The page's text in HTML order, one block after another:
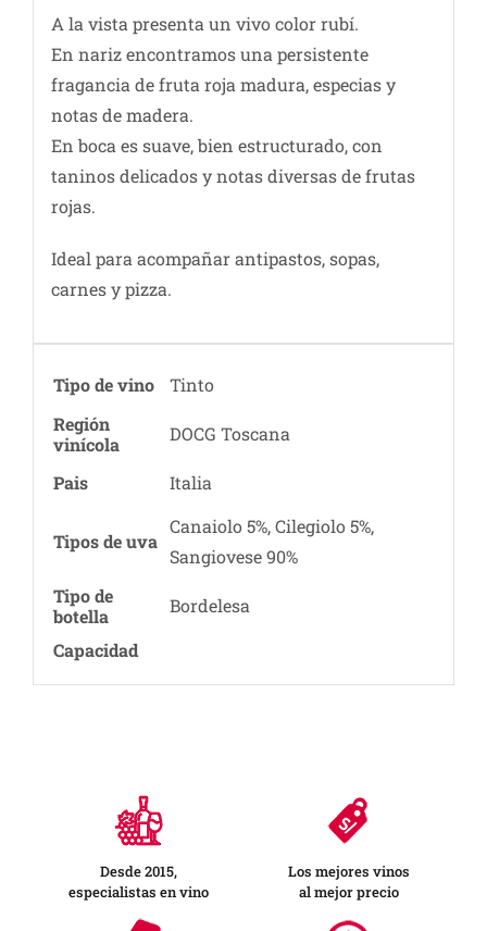
A la vista presenta un vivo color rubí.
En nariz encontramos una persistente
fragancia de fruta roja madura, especias y
notas de madera.
En boca es suave, bien estructurado, con
taninos delicados y notas diversas de frutas
rojas.
Ideal para acompañar antipastos, sopas,
carnes y pizza.
Tipo de vino
Tinto
Región
vinícola
DOCG Toscana
Pais Italia
Tipos de uva
Canaiolo 5%, Cilegiolo 5%,
Sangiovese 90%
Tipo de
botella
Bordelesa
Capacidad
Desde 2015,
especialistas en vino
Los mejores vinos
al mejor precio